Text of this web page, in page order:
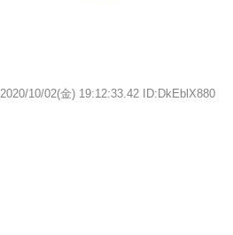
2020/10/02(金) 19:12:33.42 ID:DkEblX880